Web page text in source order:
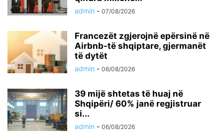
admin - 07/08/2026
Francezët zgjerojnë epërsinë në
Airbnb-të shqiptare, gjermanët
të dytët
admin - 06/08/2026
39 mijë shtetas të huaj në
Shqipëri/ 60% janë regjistruar
si...
admin - 06/08/2026